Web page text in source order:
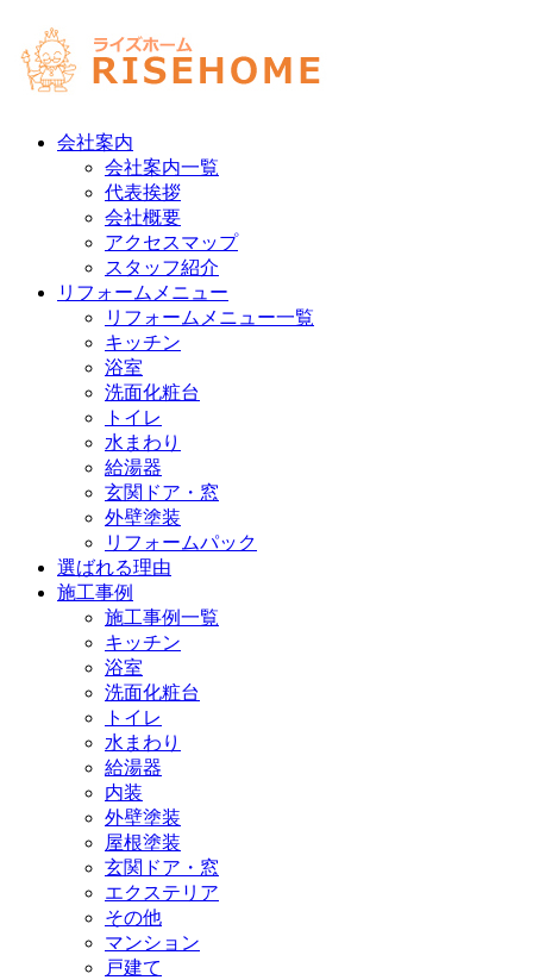
会社案内
会社案内一覧
代表挨拶
会社概要
アクセスマップ
スタッフ紹介
リフォームメニュー
リフォームメニュー一覧
キッチン
浴室
洗面化粧台
トイレ
水まわり
給湯器
玄関ドア・窓
外壁塗装
リフォームパック
選ばれる理由
施工事例
施工事例一覧
キッチン
浴室
洗面化粧台
トイレ
水まわり
給湯器
内装
外壁塗装
屋根塗装
玄関ドア・窓
エクステリア
その他
マンション
戸建て